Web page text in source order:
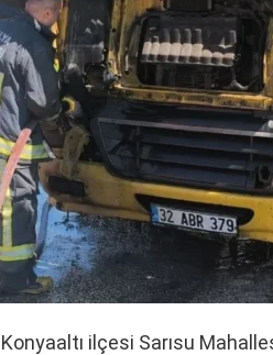
ilçesi Sarısu